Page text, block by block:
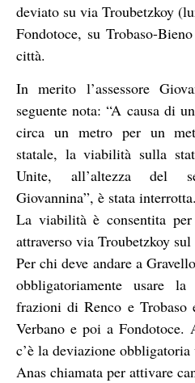
deviato su via Troubetzkoy
Fondotoce, su Trobaso-
città.
In merito l’assessore
seguente nota: “A causa di
circa un metro per un
statale, la viabilità sulla
Unite, all’altezza del
Giovannina”, è stata interrotta.
La viabilità è consentita
attraverso via Troubetzkoy
Per chi deve andare a
obbligatoriamente usare
frazioni di Renco e Trobaso
Verbano e poi a
c’è la deviazione
Anas chiamata per attivare